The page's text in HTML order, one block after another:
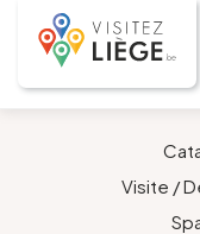
Wie ein Bürger von
Visite /